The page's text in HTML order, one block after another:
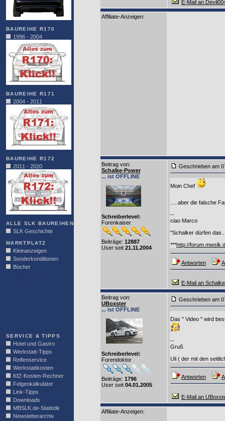
BAUREIHE R170
1996 - 2004
BAUREIHE R171
2004 - 2011
BAUREIHE R172
2011 - 2020
ALLE SLK BAUREIHEN
SLK Geschichte
MARKTPLATZ
Kleinanzeigen
Sonderkonditionen
Bücher
SERVICE & TIPPS
Hotel und Gastro
Werkstatt-Tipps
Reifenservice
Werkstattkosten
KfZ-Kosten-Rechner
Felgenkalkulator
Link-Tipps
Downloads
MBSLK.de-Statistik
Newsletterarchiv
E-Mail an
Affiliate-Anzeigen:
Beitrag von:
Schalke-Power
... ist OFFLINE
Schreiberlevel:
Forenkaiser
Beiträge: 12887
User seit 21.11.2004
Geschrieben am
Moin Chef
.....aber die falsche
--
ciao Marco
"Schalker dürfen
***http://
Antworten
E-Mail an
Beitrag von:
UBoxster
... ist OFFLINE
Schreiberlevel:
Forendoktor
Beiträge: 1796
User seit 04.01.2005
Geschrieben am
Das " Video " wird
--
Gruß
Uli ( der mit den
Antworten
E-Mail an
Affiliate-Anzeigen: